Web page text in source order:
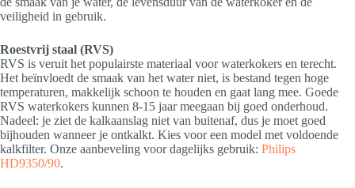
veiligheid in gebruik.
Roestvrij staal (RVS)
RVS is veruit het populairste materiaal voor waterkokers en terecht.
Het beïnvloedt de smaak van het water niet, is bestand tegen hoge
temperaturen, makkelijk schoon te houden en gaat lang mee. Goede
RVS waterkokers kunnen 8-15 jaar meegaan bij goed onderhoud.
Nadeel: je ziet de kalkaanslag niet van buitenaf, dus je moet goed
bijhouden wanneer je ontkalkt. Kies voor een model met voldoende
kalkfilter. Onze aanbeveling voor dagelijks gebruik: Philips
HD9350/90.